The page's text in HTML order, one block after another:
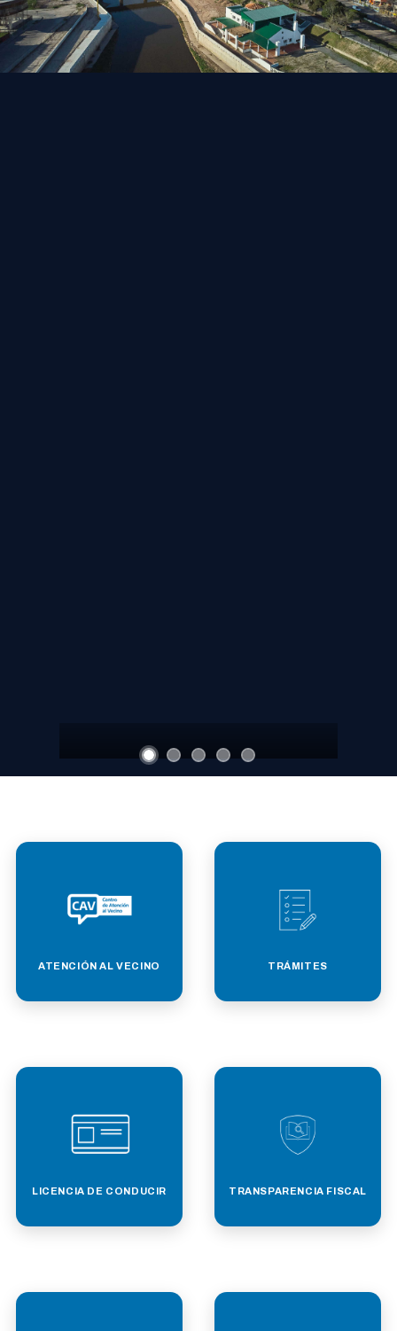
ATENCIÓN AL VECINO TRÁMITES
LICENCIA DE CONDUCIR TRANSPARENCIA FISCAL